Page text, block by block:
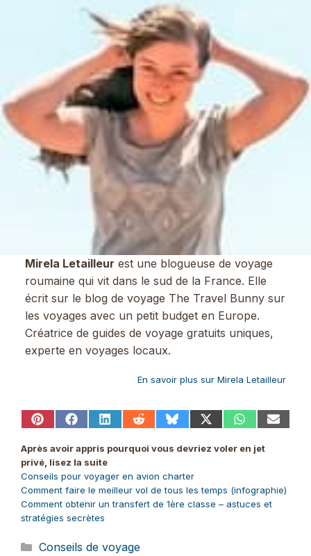
Mirela Letailleur est une blogueuse de voyage
roumaine qui vit dans le sud de la France. Elle
écrit sur le blog de voyage The Travel Bunny sur
les voyages avec un petit budget en Europe.
Créatrice de guides de voyage gratuits uniques,
experte en voyages locaux.
En savoir plus sur Mirela Letailleur
Share
Pinterest
Share
Facebook
Share
LinkedIn
Share
Reddit
Share
Bluesky
Share
X
(Twitter)
Share
WhatsApp
Share
Après avoir appris pourquoi vous devriez voler en jet
privé, lisez la suite
Conseils pour voyager en avion charter
Comment faire le meilleur vol de tous les temps (infographie)
Comment obtenir un transfert de 1ère classe – astuces et
stratégies secrètes
Catégories
Conseils de voyage